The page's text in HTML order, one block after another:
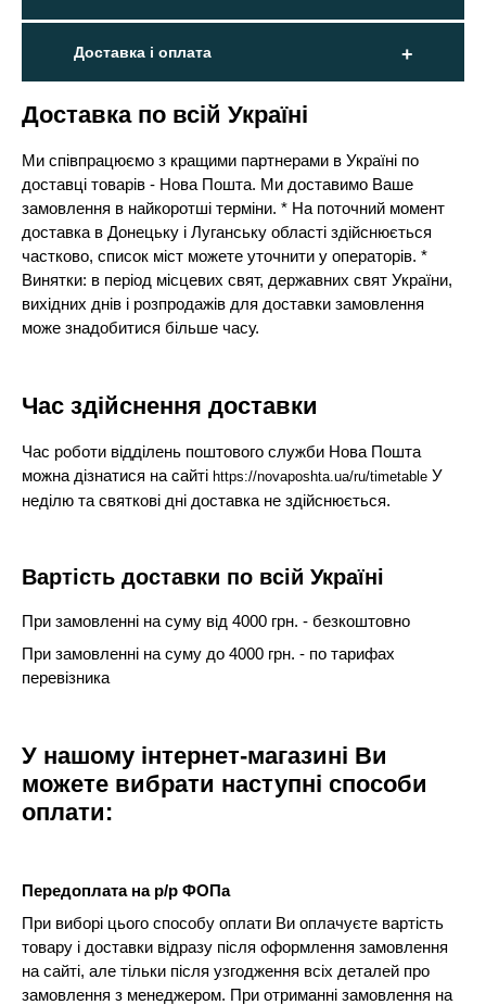
Доставка і оплата
Доставка по всій Україні
Ми співпрацюємо з кращими партнерами в Україні по
доставці товарів - Нова Пошта. Ми доставимо Ваше
замовлення в найкоротші терміни. * На поточний момент
доставка в Донецьку і Луганську області здійснюється
частково, список міст можете уточнити у операторів. *
Винятки: в період місцевих свят, державних свят України,
вихідних днів і розпродажів для доставки замовлення
може знадобитися більше часу.
Час здійснення доставки
Час роботи відділень поштового служби Нова Пошта
можна дізнатися на сайтіhttps://novaposhta.ua/ru/timetable У
неділю та святкові дні доставка не здійснюється.
Вартість доставки по всій Україні
При замовленні на суму від 4000 грн. - безкоштовно
При замовленні на суму до 4000 грн. - по тарифах
перевізника
У нашому інтернет-магазині Ви
можете вибрати наступні способи
оплати:
Передоплата на р/р ФОПа
При виборі цього способу оплати Ви оплачуєте вартість
товару і доставки відразу після оформлення замовлення
на сайті, але тільки після узгодження всіх деталей про
замовлення з менеджером. При отриманні замовлення на